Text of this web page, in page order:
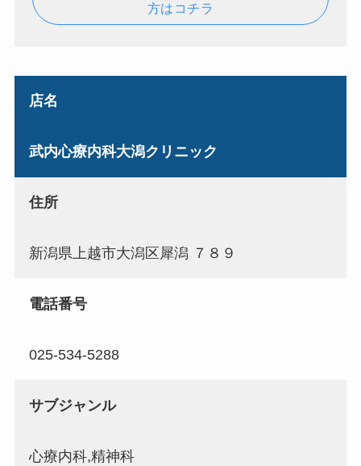
方はコチラ
店名
武内心療内科大潟クリニック
住所
新潟県上越市大潟区犀潟 ７８９
電話番号
025-534-5288
サブジャンル
心療内科,精神科